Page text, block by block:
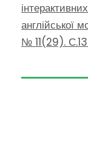
англійської
№ 11(29).